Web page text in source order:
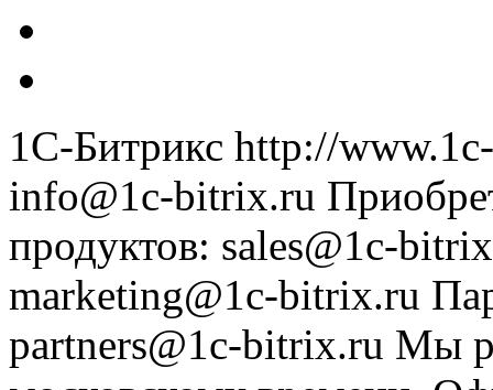
1С-Битрикс http://
info@1c-bitrix.ru
продуктов: sales@1c-
marketing@1c-bitrix.ru
partners@1c-bitrix.ru Мы